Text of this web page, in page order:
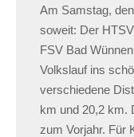
Am Samstag,
soweit: Der
FSV Bad
Volkslauf ins
verschiedene
km und 20,2 km.
zum Vorjahr. Für